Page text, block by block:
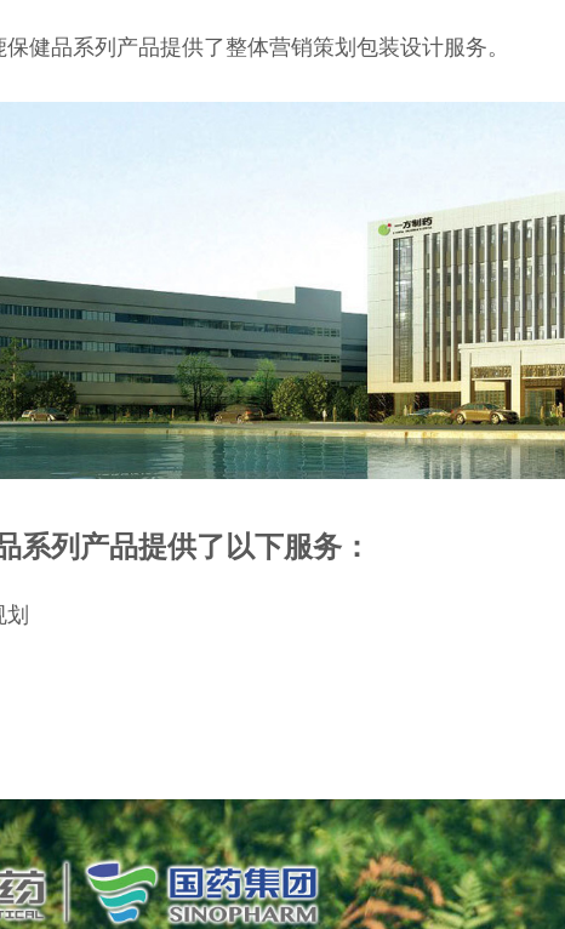
健品系列产品提供了整体营销策划包装设计服务。
系列产品提供了以下服务：
划